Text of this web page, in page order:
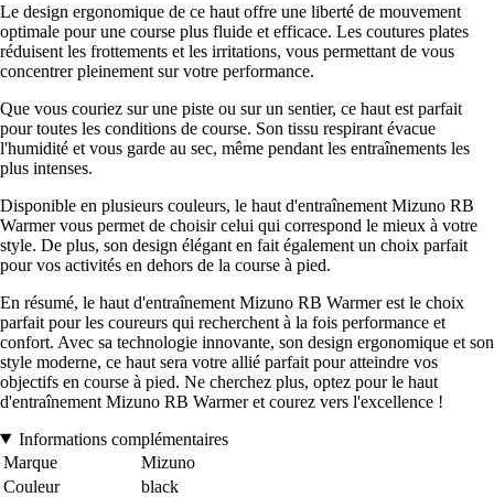
Le design ergonomique de ce haut offre une liberté de mouvement
optimale pour une course plus fluide et efficace. Les coutures plates
réduisent les frottements et les irritations, vous permettant de vous
concentrer pleinement sur votre performance.
Que vous couriez sur une piste ou sur un sentier, ce haut est parfait
pour toutes les conditions de course. Son tissu respirant évacue
l'humidité et vous garde au sec, même pendant les entraînements les
plus intenses.
Disponible en plusieurs couleurs, le haut d'entraînement Mizuno RB
Warmer vous permet de choisir celui qui correspond le mieux à votre
style. De plus, son design élégant en fait également un choix parfait
pour vos activités en dehors de la course à pied.
En résumé, le haut d'entraînement Mizuno RB Warmer est le choix
parfait pour les coureurs qui recherchent à la fois performance et
confort. Avec sa technologie innovante, son design ergonomique et son
style moderne, ce haut sera votre allié parfait pour atteindre vos
objectifs en course à pied. Ne cherchez plus, optez pour le haut
d'entraînement Mizuno RB Warmer et courez vers l'excellence !
Informations complémentaires
Marque
Mizuno
Couleur
black